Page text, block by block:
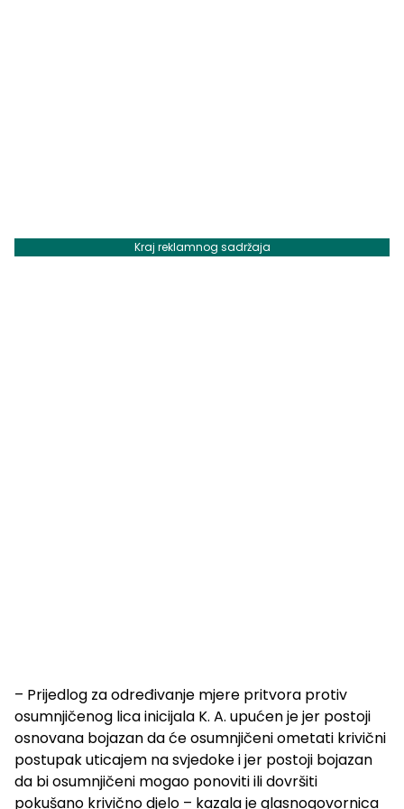
Kraj reklamnog sadržaja
– Prijedlog za određivanje mjere pritvora protiv
osumnjičenog lica inicijala K. A. upućen je jer postoji
osnovana bojazan da će osumnjičeni ometati krivični
postupak uticajem na svjedoke i jer postoji bojazan
da bi osumnjičeni mogao ponoviti ili dovršiti
pokušano krivično djelo – kazala je glasnogovornica